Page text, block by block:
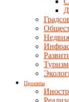
Туризм
Проекты